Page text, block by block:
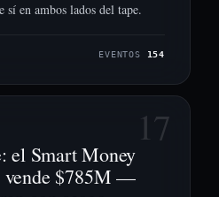
en ambos lados del tape.
EVENTOS 154
17
el Smart Money
vende $785M —